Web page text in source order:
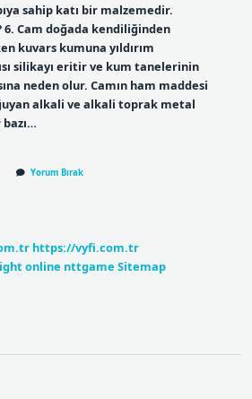
sahip katı bir malzemedir.
6. Cam doğada kendiliğinden
kuvars kumuna yıldırım
silikayı eritir ve kum tanelerinin
neden olur. Camın ham maddesi
alkali ve alkali toprak metal
Yorum Bırak
https://vyfi.com.tr
online nttgame Sitemap